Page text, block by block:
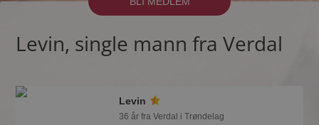
Levin, single mann fra Verdal
Levin
36 år fra Verdal i Trøndelag